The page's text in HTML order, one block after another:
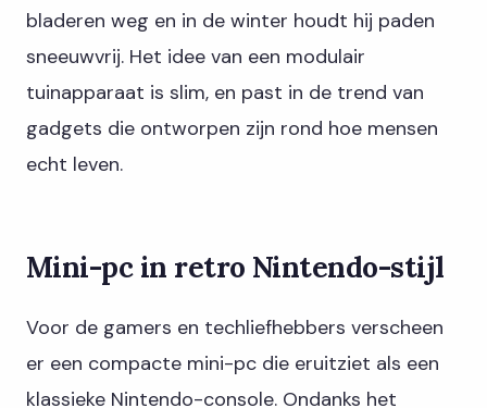
bladeren weg en in de winter houdt hij paden
sneeuwvrij. Het idee van een modulair
tuinapparaat is slim, en past in de trend van
gadgets die ontworpen zijn rond hoe mensen
echt leven.
Mini-pc in retro Nintendo-stijl
Voor de gamers en techliefhebbers verscheen
er een compacte mini-pc die eruitziet als een
klassieke Nintendo-console. Ondanks het